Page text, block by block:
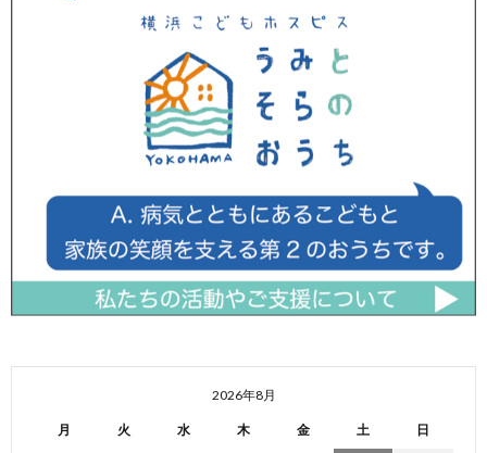
2026年8月
月 火 水 木 金 土 日